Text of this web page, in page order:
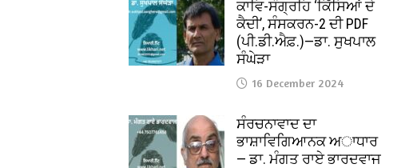
ਕਾਵਿ-ਸੰਗ੍ਰਹਿ ‘ਕਿੱਸਿਆਂ ਦੇ
ਕੈਦੀ’, ਸੰਸਕਰਨ-2 ਦੀ PDF
(ਪੀ.ਡੀ.ਐਫ਼.)—ਡਾ. ਸੁਖਪਾਲ
ਸੰਘੇੜਾ
16 December 2024
ਸੰਰਚਨਾਵਾਦ ਦਾ
ਭਾਸ਼ਾਵਿਗਿਆਨਕ ਅਾਧਾਰ
— ਡਾ. ਮੰਗਤ ਰਾਏ ਭਾਰਦਵਾਜ